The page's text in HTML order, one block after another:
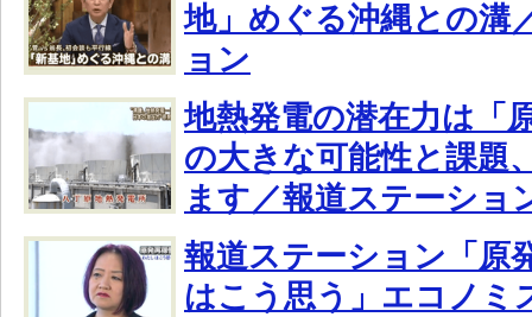
地」めぐる沖縄との溝
ョン
地熱発電の潜在力は「
の大きな可能性と課題
ます／報道ステーショ
報道ステーション「原
はこう思う」エコノミ